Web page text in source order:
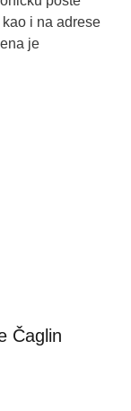
i na adrese
je
Čaglin